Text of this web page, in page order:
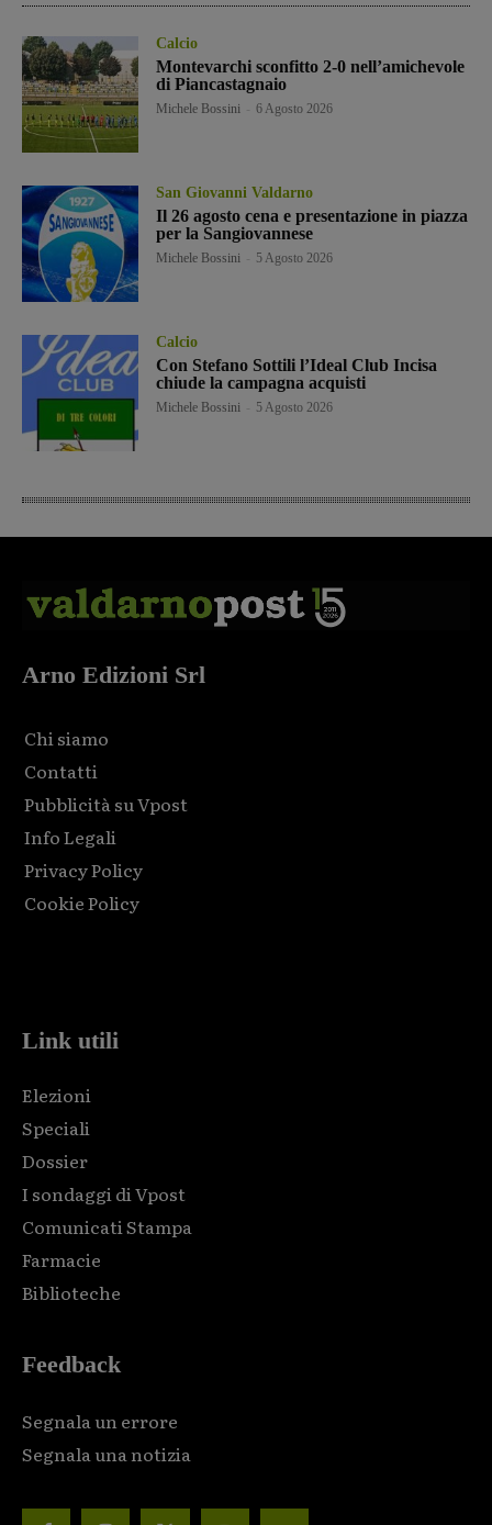
Calcio
Montevarchi sconfitto 2-0 nell’amichevole
di Piancastagnaio
Michele Bossini 6 Agosto 2026
San Giovanni Valdarno
Il 26 agosto cena e presentazione in piazza
per la Sangiovannese
Michele Bossini 5 Agosto 2026
Calcio
Con Stefano Sottili l’Ideal Club Incisa
chiude la campagna acquisti
Michele Bossini 5 Agosto 2026
Arno Edizioni Srl
Chi siamo
Contatti
Pubblicità su Vpost
Info Legali
Privacy Policy
Cookie Policy
Link utili
Elezioni
Speciali
Dossier
I sondaggi di Vpost
Comunicati Stampa
Farmacie
Biblioteche
Feedback
Segnala un errore
Segnala una notizia